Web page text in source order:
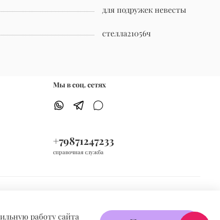
для подружек невесты
стелла21056ч
Мы в соц. сетях
+79871247233
справочная служба
работу сайта